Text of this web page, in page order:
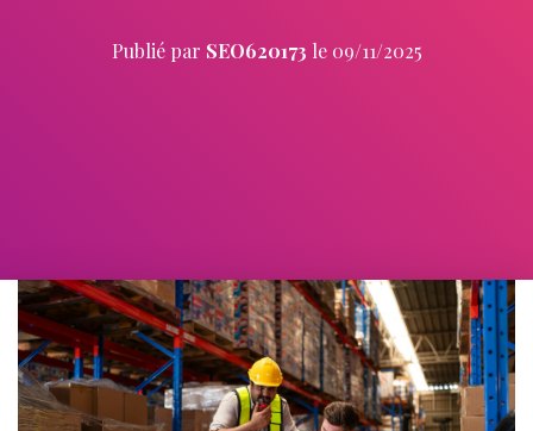
Publié par SEO620173 le 09/11/2025